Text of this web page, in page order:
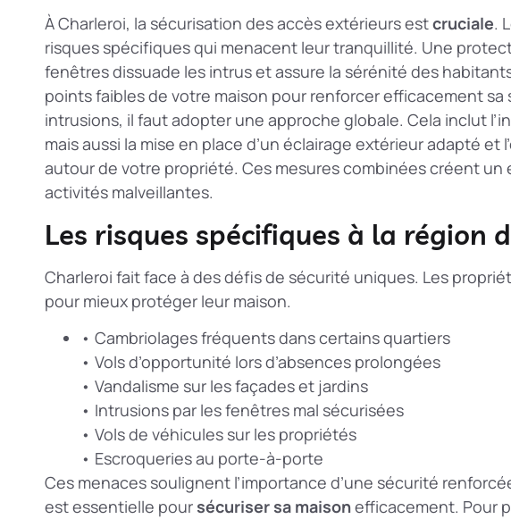
À Charleroi, la sécurisation des accès extérieurs estcruciale.
risques spécifiques qui menacent leur tranquillité. Une
fenêtres dissuade les intrus et assure la sérénité des
points faibles de votre maison pour renforcer efficacement sa
intrusions, il faut adopter une approche globale. Cela inclut
mais aussi la mise en place d’un éclairage extérieur adapté
autour de votre propriété. Ces mesures combinées créent
activités malveillantes.
Les risques spécifiques à la région
Charleroi fait face à des défis de sécurité uniques. Les
pour mieux protéger leur maison.
• Cambriolages fréquents dans certains quartiers
• Vols d’opportunité lors d’absences prolongées
• Vandalisme sur les façades et jardins
• Intrusions par les fenêtres mal sécurisées
• Vols de véhicules sur les propriétés
• Escroqueries au porte-à-porte
Ces menaces soulignent l’importance d’une sécurité
est essentielle pour sécuriser sa maisonefficacement. Pour